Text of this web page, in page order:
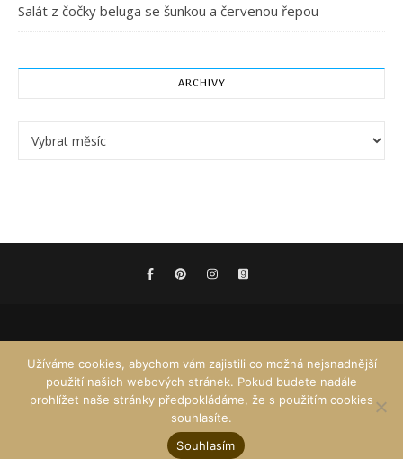
Salát z čočky beluga se šunkou a červenou řepou
ARCHIVY
Užíváme cookies, abychom vám zajistili co možná nejsnadnější
použití našich webových stránek. Pokud budete nadále
prohlížet naše stránky předpokládáme, že s použitím cookies
souhlasíte.
Souhlasím